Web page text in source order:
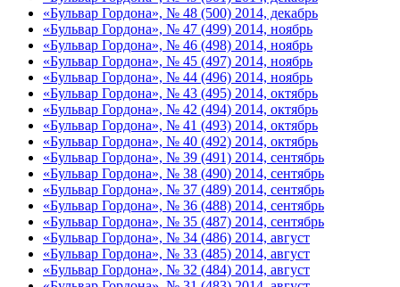
«Бульвар Гордона», № 48 (500) 2014, декабрь
«Бульвар Гордона», № 47 (499) 2014, ноябрь
«Бульвар Гордона», № 46 (498) 2014, ноябрь
«Бульвар Гордона», № 45 (497) 2014, ноябрь
«Бульвар Гордона», № 44 (496) 2014, ноябрь
«Бульвар Гордона», № 43 (495) 2014, октябрь
«Бульвар Гордона», № 42 (494) 2014, октябрь
«Бульвар Гордона», № 41 (493) 2014, октябрь
«Бульвар Гордона», № 40 (492) 2014, октябрь
«Бульвар Гордона», № 39 (491) 2014, сентябрь
«Бульвар Гордона», № 38 (490) 2014, сентябрь
«Бульвар Гордона», № 37 (489) 2014, сентябрь
«Бульвар Гордона», № 36 (488) 2014, сентябрь
«Бульвар Гордона», № 35 (487) 2014, сентябрь
«Бульвар Гордона», № 34 (486) 2014, август
«Бульвар Гордона», № 33 (485) 2014, август
«Бульвар Гордона», № 32 (484) 2014, август